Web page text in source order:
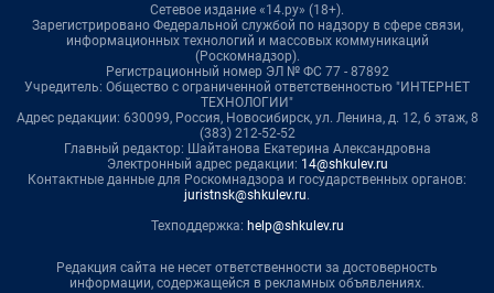
Сетевое издание «14.ру» (18+).
Зарегистрировано Федеральной службой по надзору в сфере связи,
информационных технологий и массовых коммуникаций
(Роскомнадзор).
Регистрационный номер ЭЛ № ФС 77 - 87892
Учредитель: Общество с ограниченной ответственностью "ИНТЕРНЕТ
ТЕХНОЛОГИИ"
Адрес редакции: 630099, Россия, Новосибирск, ул. Ленина, д. 12, 6 этаж, 8
(383) 212-52-52
Главный редактор: Шайтанова Екатерина Александровна
Электронный адрес редакции: 14@shkulev.ru
Контактные данные для Роскомнадзора и государственных органов:
juristnsk@shkulev.ru.
Техподдержка: help@shkulev.ru
Редакция сайта не несет ответственности за достоверность
информации, содержащейся в рекламных объявлениях.